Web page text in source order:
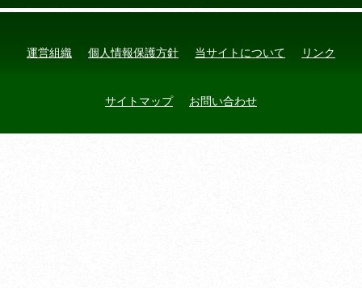
運営組織 個人情報保護方針 当サイトについて リンク
サイトマップ お問い合わせ